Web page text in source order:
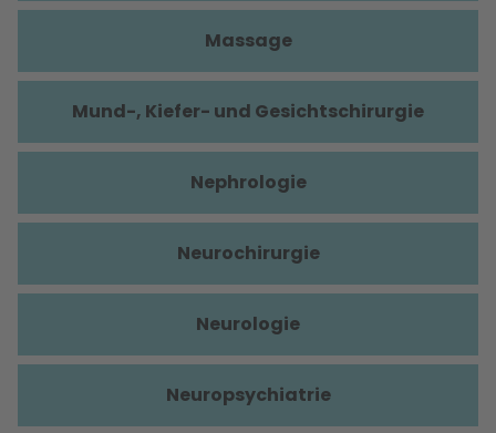
Massage
Mund-, Kiefer- und Gesichtschirurgie
Nephrologie
Neurochirurgie
Neurologie
Neuropsychiatrie